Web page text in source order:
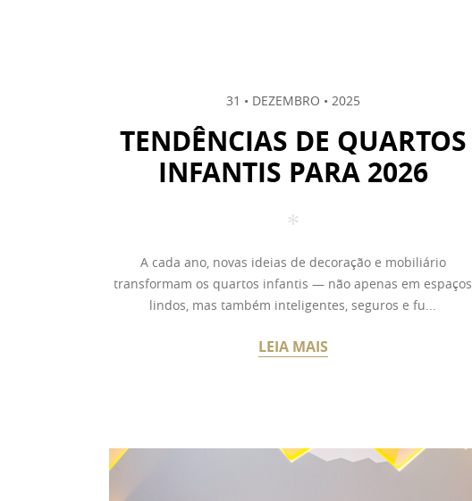
31 • DEZEMBRO • 2025
TENDÊNCIAS DE QUARTOS
INFANTIS PARA 2026
A cada ano, novas ideias de decoração e mobiliário
transformam os quartos infantis — não apenas em espaços
lindos, mas também inteligentes, seguros e fu...
LEIA MAIS